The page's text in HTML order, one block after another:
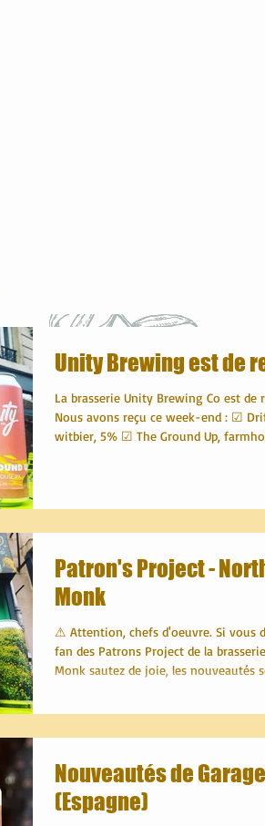
Unity Brewing est de
La brasserie Unity Brewing Co est de
Nous avons reçu ce week-end : ☑
witbier, 5% ☑ The Ground Up,
Patron's Project -
Monk
⚠ Attention, chefs d'oeuvre. Si vous
fan des Patrons Project de la
Monk sautez de joie, les nouveautés
Nouveautés de
(Espagne)